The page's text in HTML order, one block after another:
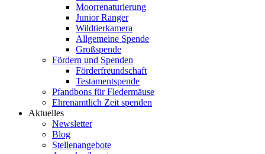
Moorrenaturierung
Junior Ranger
Wildtierkamera
Allgemeine Spende
Großspende
Fördern und Spenden
Förderfreundschaft
Testamentspende
Pfandbons für Fledermäuse
Ehrenamtlich Zeit spenden
Aktuelles
Newsletter
Blog
Stellenangebote